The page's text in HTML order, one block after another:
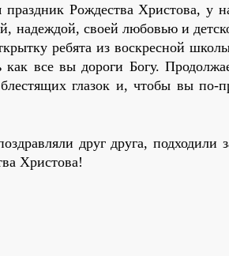
Рождества Христова, у
надеждой, своей любовью и
ребята из воскресной
все вы дороги Богу.
глазок и, чтобы вы по-
друг друга, подходили
Христова!